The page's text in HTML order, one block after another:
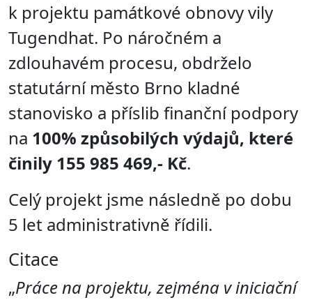
k projektu památkové obnovy vily
Tugendhat. Po náročném a
zdlouhavém procesu, obdrželo
statutární město Brno kladné
stanovisko a příslib finanční podpory
na 100% způsobilých výdajů, které
činily 155 985 469,- Kč.
Celý projekt jsme následně po dobu
5 let administrativně řídili.
Citace
„Práce na projektu, zejména v iniciační